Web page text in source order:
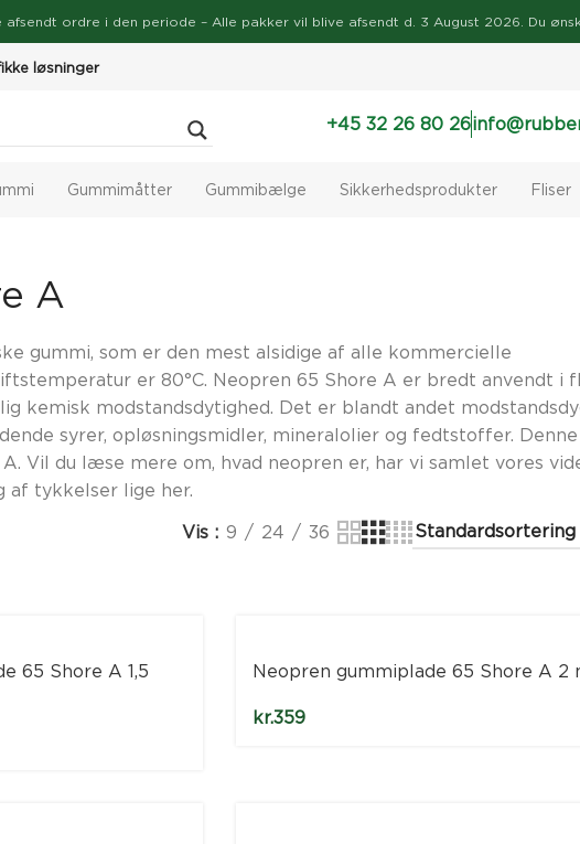
ordre i den periode – Alle pakker vil blive afsendt d. 3 August 2026. Du
løsninger
+45 32 26 80 26
Gummimåtter Gummibælge Sikkerhedsprodukter Fliser
A
gummi, som er den mest alsidige af alle kommercielle
er 80°C. Neopren 65 Shore A er bredt anvendt i
kemisk modstandsdytighed. Det er blandt andet
syrer, opløsningsmidler, mineralolier og fedtstoffer. Denne
Vil du læse mere om, hvad neopren er, har vi samlet vores
af tykkelser lige her.
Vis 9 24 36
65 Shore A 1,5
Neopren gummiplade 65 Shore A 2
kr.359